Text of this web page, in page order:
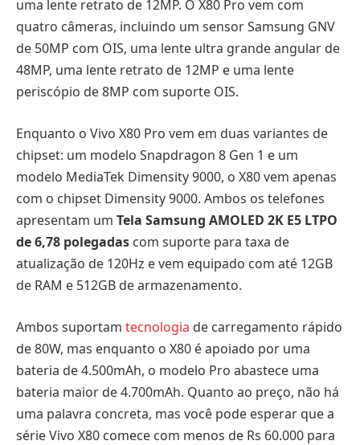
uma lente retrato de 12MP. O X80 Pro vem com
quatro câmeras, incluindo um sensor Samsung GNV
de 50MP com OIS, uma lente ultra grande angular de
48MP, uma lente retrato de 12MP e uma lente
periscópio de 8MP com suporte OIS.
Enquanto o Vivo X80 Pro vem em duas variantes de
chipset: um modelo Snapdragon 8 Gen 1 e um
modelo MediaTek Dimensity 9000, o X80 vem apenas
com o chipset Dimensity 9000. Ambos os telefones
apresentam um Tela Samsung AMOLED 2K E5 LTPO
de 6,78 polegadas com suporte para taxa de
atualização de 120Hz e vem equipado com até 12GB
de RAM e 512GB de armazenamento.
Ambos suportam tecnologia de carregamento rápido
de 80W, mas enquanto o X80 é apoiado por uma
bateria de 4.500mAh, o modelo Pro abastece uma
bateria maior de 4.700mAh. Quanto ao preço, não há
uma palavra concreta, mas você pode esperar que a
série Vivo X80 comece com menos de Rs 60.000 para